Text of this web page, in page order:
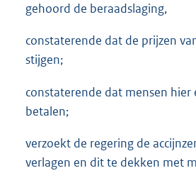
gehoord de beraadslaging,
constaterende dat de prijzen
stijgen;
constaterende dat mensen hier
betalen;
verzoekt de regering de
verlagen en dit te dekken met